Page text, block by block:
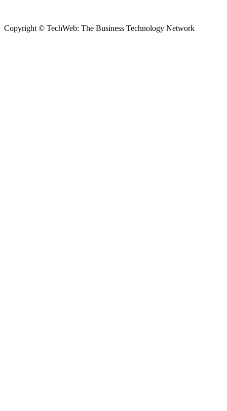
Copyright © TechWeb: The Business Technology Network